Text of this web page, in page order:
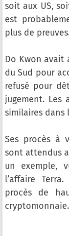
soit aux US,
est
plus de
Do Kwon avait
du Sud pour
refusé pour
jugement. Les
similaires dans
Ses procès à
sont attendus
un exemple,
l’affaire
procès de
cryptomonnaie.